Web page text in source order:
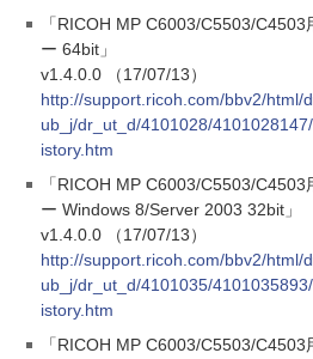
「RICOH MP C6003/C5503/
ー 64bit」
v1.4.0.0 （17/07/13）
http://support.ricoh.com/bbv2/html/
ub_j/dr_ut_d/4101028/
istory.htm
「RICOH MP C6003/C5503/
ー Windows 8/Server 2003 32bit」
v1.4.0.0 （17/07/13）
http://support.ricoh.com/bbv2/html/
ub_j/dr_ut_d/4101035/
istory.htm
「RICOH MP C6003/C5503/